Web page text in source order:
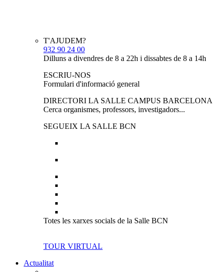
T'AJUDEM?
932 90 24 00
Dilluns a divendres de 8 a 22h i dissabtes de 8 a 14h
ESCRIU-NOS
Formulari d'informació general
DIRECTORI LA SALLE CAMPUS BARCELONA
Cerca organismes, professors, investigadors...
SEGUEIX LA SALLE BCN
Totes les xarxes socials de la Salle BCN
TOUR VIRTUAL
Actualitat